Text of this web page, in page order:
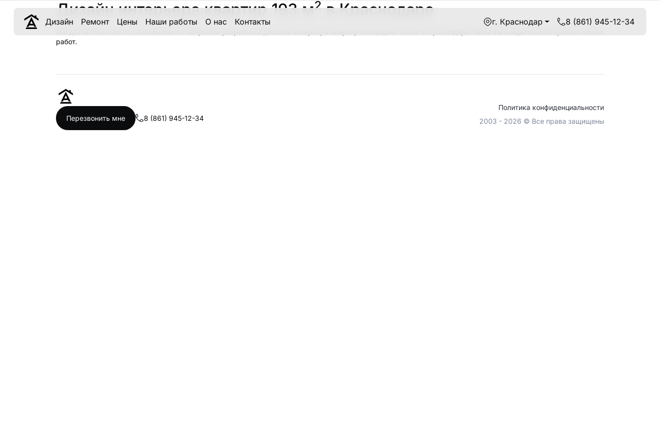
Дизайн Ремонт Цены Наши работы О нас Контакты г. Краснодар 8 (861) 945-12-34
Дизайн интерьера квартир 193 м2в Краснодаре
работ.
Перезвонить мне 8 (861) 945-12-34
Политика конфиденциальности
2003 - 2026 © Все права защищены